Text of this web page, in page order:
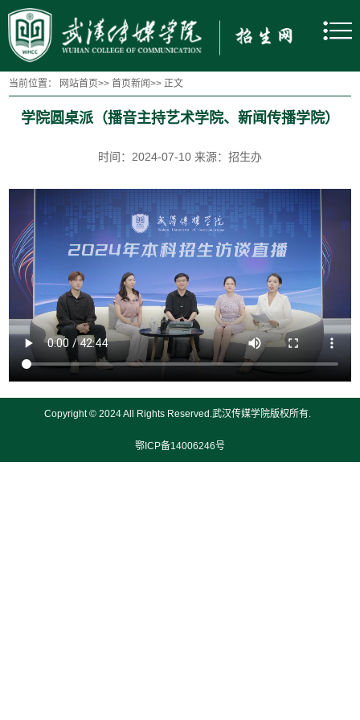
当前位置： 网站首页>>首页新闻>>正文
学院圆桌派（播音主持艺术学院、新闻传播学院）
时间：2024-07-10 来源：招生办
Copyright © 2024 All Rights Reserved.武汉传媒学院版权所有.
鄂ICP备14006246号